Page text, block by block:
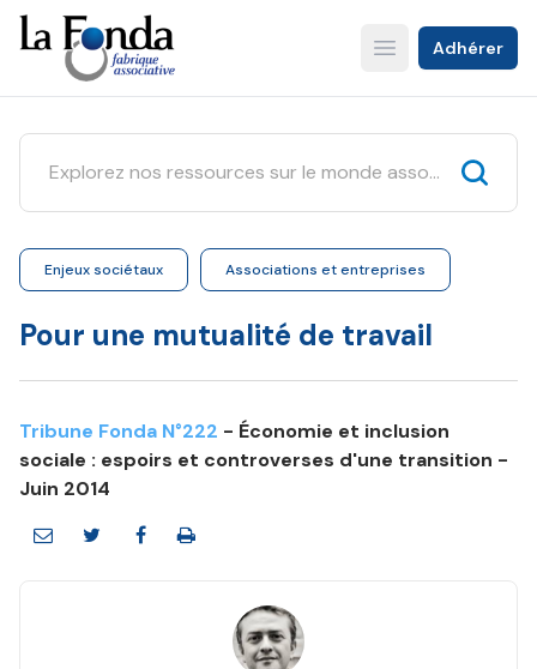
Aller
au
contenu
principal
Open main menu
Adhérer
Enjeux sociétaux Associations et entreprises
Pour une mutualité de travail
Tribune Fonda N°222 - Économie et inclusion
sociale : espoirs et controverses d'une transition -
Juin 2014